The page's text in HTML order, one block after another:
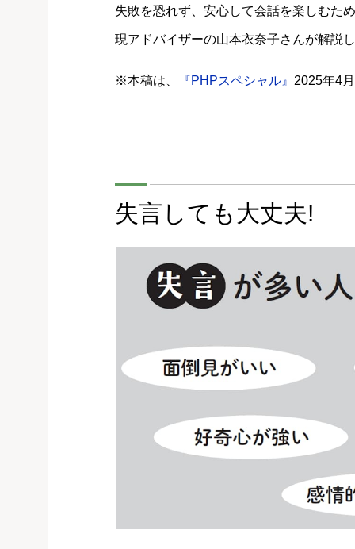
失敗を恐れず、安心して会話を楽しむた
現アドバイザーの山本衣奈子さんが解説
※本稿は、 『PHPスペシャル』 2025年4
失言しても大丈夫!